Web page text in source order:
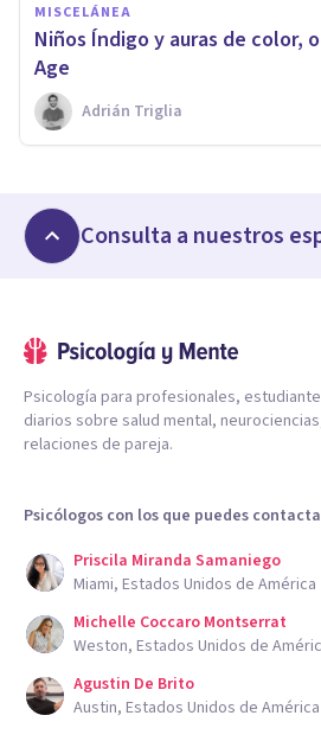
MISCELÁNEA
Niños Índigo y auras de color,
Age
Adrián Triglia
Consulta a nuestros
Psicología para profesionales,
diarios sobre salud mental,
relaciones de pareja.
Psicólogos con los que puedes
Priscila Miranda Samaniego
Miami, Estados Unidos de América
Michelle Coccaro Montserrat
Weston, Estados Unidos de
Agustin De Brito
Austin, Estados Unidos de América